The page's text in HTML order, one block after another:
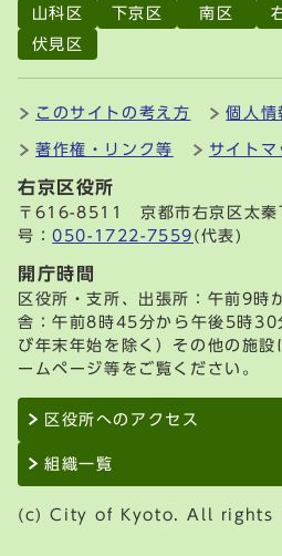
山科区
下京区 南区
伏見区
このサイトの考え方 個人情
著作権・リンク等 サイトマ
右京区役所
〒616-8511 京都市右京区太
号：050-1722-7559 (代表)
開庁時間
区役所・支所、出張所：午前9
舎：午前8時45分から午後5時
び年末年始を除く）その他の施
ームページ等をご覧ください。
区役所へのアクセス
組織一覧
(c) City of Kyoto. All rights